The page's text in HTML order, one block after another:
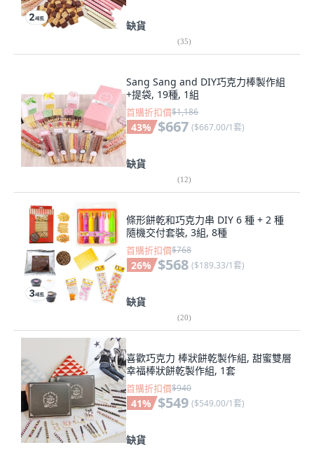
缺貨
(35)
Sang Sang and DIY巧克力棒製作組
+提袋, 19種, 1組
首購折扣價$1,186
43% $667 ($667.00/1套)
缺貨
(12)
條形餅乾和巧克力串 DIY 6 種 + 2 種
隨機交付套裝, 3組, 8種
首購折扣價$768
26% $568 ($189.33/1套)
缺貨
(20)
喜歡巧克力 棒狀餅乾製作組, 甜蜜雙層
幸福棒狀餅乾製作組, 1套
首購折扣價$940
41% $549 ($549.00/1套)
缺貨